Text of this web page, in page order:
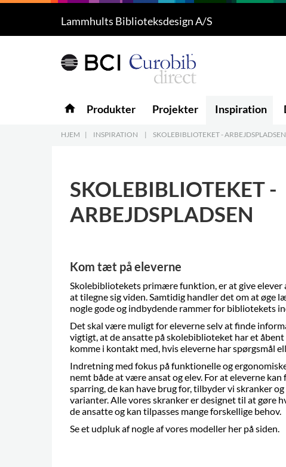
5
Produkter
5
Lammhults Biblioteksdesign A/S
home Produkter Projekter Inspiration
HJEM | INSPIRATION | SKOLEBIBLIOTEKET - ARBEJDSPLADSEN
SKOLEBIBLIOTEKET -
ARBEJDSPLADSEN
Kom tæt på eleverne
Skolebibliotekets primære funktion, er at give elever
at tilegne sig viden. Samtidig handler det om at øge
nogle gode og indbydende rammer for bibliotekets
Det skal være muligt for eleverne selv at finde
vigtigt, at de ansatte på skolebiblioteket har et
komme i kontakt med, hvis eleverne har spørgsmål
Indretning med fokus på funktionelle og
nemt både at være ansat og elev. For at eleverne kan
sparring, de kan have brug for, tilbyder vi skranker
varianter. Alle vores skranker er designet til at gøre
de ansatte og kan tilpasses mange forskellige behov.
Se et udpluk af nogle af vores modeller her på siden.